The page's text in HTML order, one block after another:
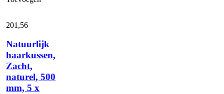
mm,
x
aantal
201,56
Natuurlijk
haarkussen,
Zacht,
naturel, 500
mm, 5 x